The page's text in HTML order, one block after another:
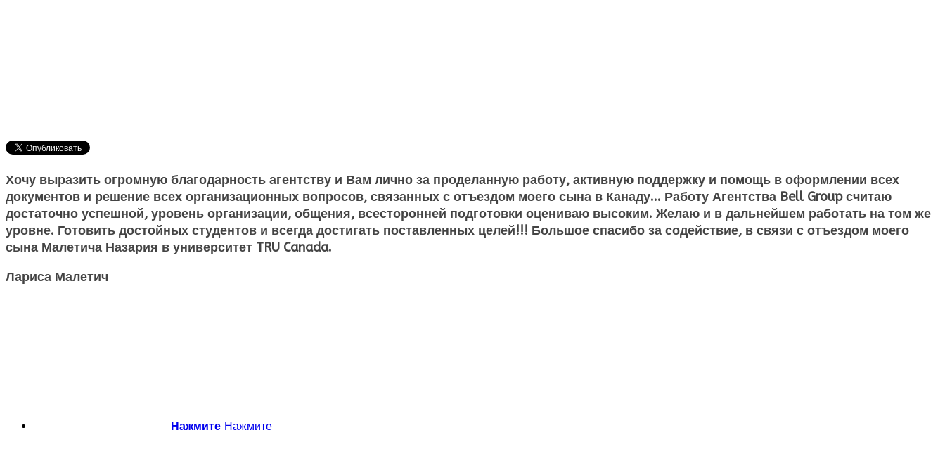
Хочу выразить огромную благодарность агентству и Вам лично за проделанную работу, активную поддержку и помощь в оформлении всех
документов и решение всех организационных вопросов, связанных с отъездом моего сына в Канаду... Работу Агентства Bell Group считаю
достаточно успешной, уровень организации, общения, всесторонней подготовки оцениваю высоким. Желаю и в дальнейшем работать на том же
уровне. Готовить достойных студентов и всегда достигать поставленных целей!!! Большое спасибо за содействие, в связи с отъездом моего
сына Малетича Назария в университет TRU Canada.
Лариса Малетич
Нажмите Нажмите